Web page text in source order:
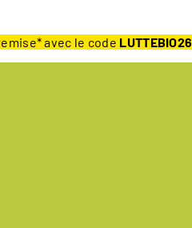
avec le code LUTTEBIO26